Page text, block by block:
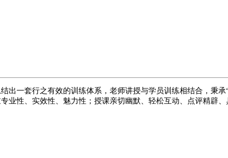
出一套行之有效的训练体系，老师讲授与学员训练相结合，秉
业性、实效性、魅力性；授课亲切幽默、轻松互动、点评精辟